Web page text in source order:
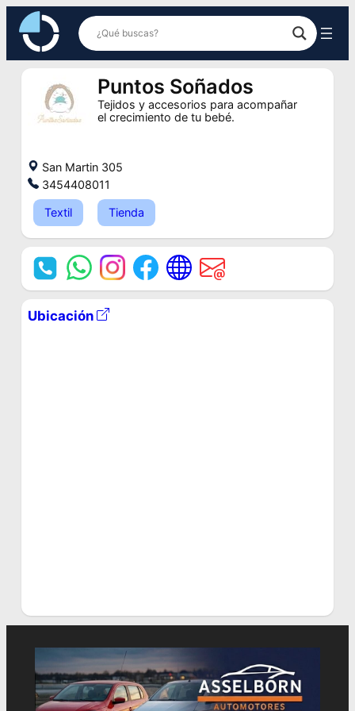
Saltar
contenido
Puntos Soñados
Tejidos y accesorios para acompañar
el crecimiento de tu bebé.
San Martin 305
3454408011
Textil Tienda
Ubicación